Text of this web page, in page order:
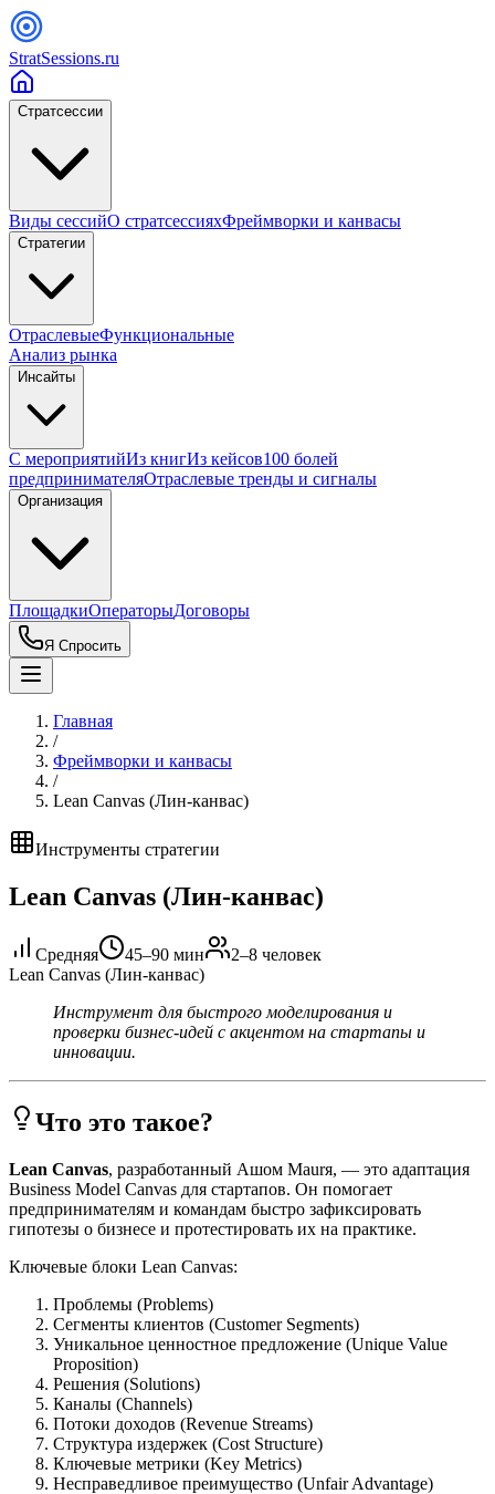
StratSessions.ru
Стратсессии
Виды сессийО стратсессияхФреймворки и канвасы
Стратегии
ОтраслевыеФункциональные
Анализ рынка
Инсайты
С мероприятийИз книгИз кейсов100 болей
предпринимателяОтраслевые тренды и сигналы
Организация
ПлощадкиОператорыДоговоры
Я Спросить
Главная
/
Фреймворки и канвасы
/
Lean Canvas (Лин-канвас)
Инструменты стратегии
Lean Canvas (Лин-канвас)
Средняя 45–90 мин
2–8 человек
Lean Canvas (Лин-канвас)
Инструмент для быстрого моделирования и
проверки бизнес-идей с акцентом на стартапы и
инновации.
Что это такое?
Lean Canvas, разработанный Ашом Мaurя, — это адаптация
Business Model Canvas для стартапов. Он помогает
предпринимателям и командам быстро зафиксировать
гипотезы о бизнесе и протестировать их на практике.
Ключевые блоки Lean Canvas:
Проблемы (Problems)
Сегменты клиентов (Customer Segments)
Уникальное ценностное предложение (Unique Value
Proposition)
Решения (Solutions)
Каналы (Channels)
Потоки доходов (Revenue Streams)
Структура издержек (Cost Structure)
Ключевые метрики (Key Metrics)
Несправедливое преимущество (Unfair Advantage)